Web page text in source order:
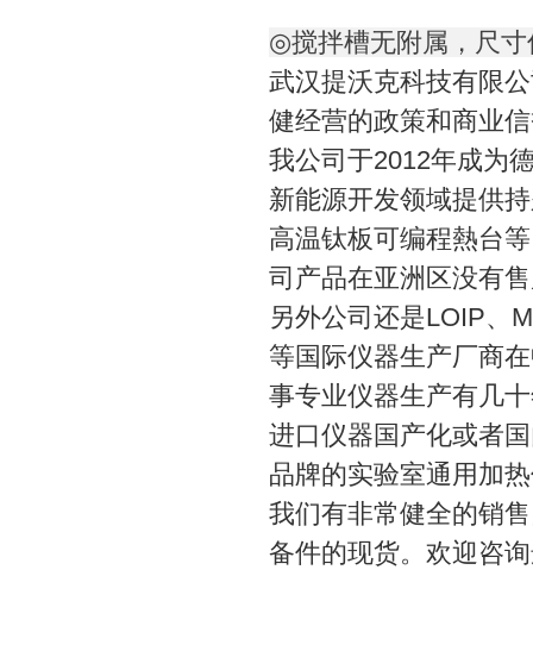
◎搅拌槽无附属，尺
武汉提沃克科技有限
健经营的政策和商业
我公司于2012年成为
新能源开发领域提供
高温钛板可编程熱台
司产品在亚洲区没有
另外公司还是LOIP、
等国际仪器生产厂商
事专业仪器生产有几
进口仪器国产化或者
品牌的实验室通用加
我们有非常健全的销
备件的现货。欢迎咨